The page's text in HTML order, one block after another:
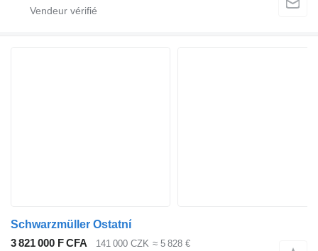
Schwarzmüller Ostatní
3 821 000 F CFA
141 000 CZK ≈ 5 828 €